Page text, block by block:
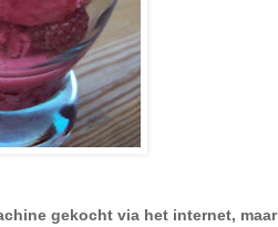
gekocht via het internet, maar